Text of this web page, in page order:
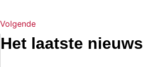
Volgende
Het laatste nieuws